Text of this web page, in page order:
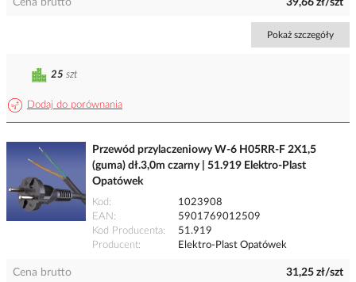
Cena brutto 39,66 zł/szt
Pokaż szczegóły
Dodaj do porównania
25 szt
Przewód przylaczeniowy W-6 H05RR-F 2X1,5
(guma) dł.3,0m czarny | 51.919 Elektro-Plast
Opatówek
Kod
1023908
EAN
5901769012509
Kod Producenta
51.919
Producent
Elektro-Plast Opatówek
Cena brutto 31,25 zł/szt